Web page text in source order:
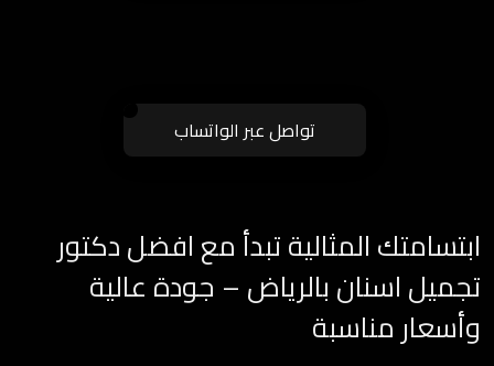
تواصل عبر الواتساب
ابتسامتك المثالية تبدأ مع افضل دكتور
تجميل اسنان بالرياض – جودة عالية
وأسعار مناسبة